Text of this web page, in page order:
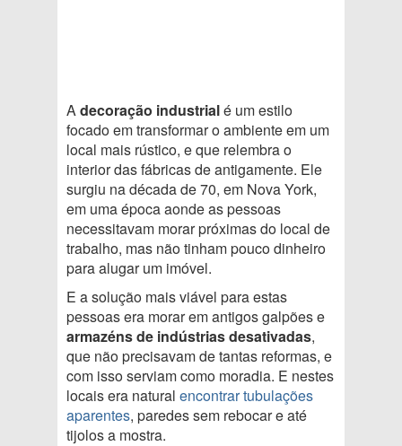
Adecoração industrialé um estilo
focado em transformar o ambiente em um
local mais rústico, e que relembra o
interior das fábricas de antigamente. Ele
surgiu na década de 70, em Nova York,
em uma época aonde as pessoas
necessitavam morar próximas do local de
trabalho, mas não tinham pouco dinheiro
para alugar um imóvel.
E a solução mais viável para estas
pessoas era morar em antigos galpões e
armazéns de indústrias desativadas,
que não precisavam de tantas reformas, e
com isso serviam como moradia. E nestes
locais era natural encontrar tubulações
aparentes, paredes sem rebocar e até
tijolos a mostra.